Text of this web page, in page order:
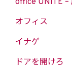
office UNITE –
オフィス
イナゲ
ドアを開けろ